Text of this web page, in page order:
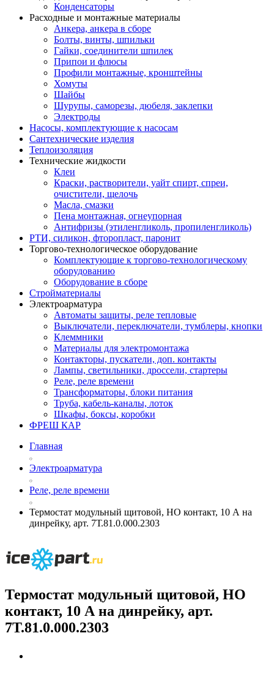
Конденсаторы
Расходные и монтажные материалы
Анкера, анкера в сборе
Болты, винты, шпильки
Гайки, соединители шпилек
Припои и флюсы
Профили монтажные, кронштейны
Хомуты
Шайбы
Шурупы, саморезы, дюбеля, заклепки
Электроды
Насосы, комплектующие к насосам
Сантехнические изделия
Теплоизоляция
Технические жидкости
Клеи
Краски, растворители, уайт спирт, спреи,
очистители, щелочь
Масла, смазки
Пена монтажная, огнеупорная
Антифризы (этиленгликоль, пропиленгликоль)
РТИ, силикон, фторопласт, паронит
Торгово-технологическое оборудование
Комплектующие к торгово-технологическому
оборудованию
Оборудование в сборе
Стройматериалы
Электроарматура
Автоматы защиты, реле тепловые
Выключатели, переключатели, тумблеры, кнопки
Клеммники
Материалы для электромонтажа
Контакторы, пускатели, доп. контакты
Лампы, светильники, дроссели, стартеры
Реле, реле времени
Трансформаторы, блоки питания
Труба, кабель-каналы, лоток
Шкафы, боксы, коробки
ФРЕШ КАР
Главная
Электроарматура
Реле, реле времени
Термостат модульный щитовой, НО контакт, 10 А на
динрейку, арт. 7Т.81.0.000.2303
Термостат модульный щитовой, НО
контакт, 10 А на динрейку, арт.
7Т.81.0.000.2303